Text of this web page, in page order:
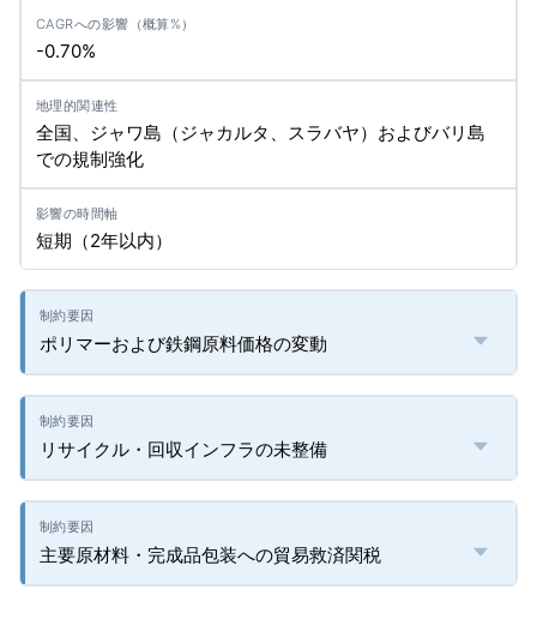
-0.70%
全国、ジャワ島（ジャカルタ、スラバヤ）およびバリ島
での規制強化
短期（2年以内）
ポリマーおよび鉄鋼原料価格の変動
リサイクル・回収インフラの未整備
主要原材料・完成品包装への貿易救済関税